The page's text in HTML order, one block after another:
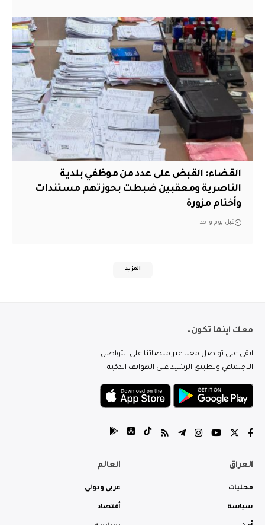
القضاء: القبض على عدد من موظفي بلدية
الناصرية ومعقبين ضبطت بحوزتهم مستندات
وأختام مزورة
قبل يوم واحد
المزيد
معك اينما تكون..
ابقى على تواصل معنا عبر منصاتنا على التواصل
الاجتماعي وتطبيق الرشيد على الهواتف الذكية.
العراق
محليات
سياسة
العالم
عربي ودولي
أقتصاد